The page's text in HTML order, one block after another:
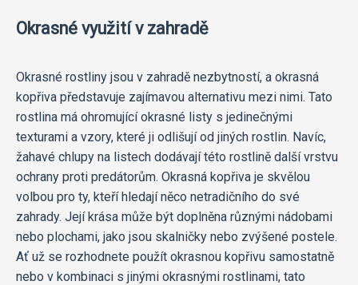
Okrasné využití v zahradě
Okrasné rostliny jsou v zahradě nezbytností, a okrasná
kopřiva představuje zajímavou alternativu mezi nimi. Tato
rostlina má ohromující okrasné listy s jedinečnými
texturami a vzory, které ji odlišují od jiných rostlin. Navíc,
žahavé chlupy na listech dodávají této rostlině další vrstvu
ochrany proti predátorům. Okrasná kopřiva je skvělou
volbou pro ty, kteří hledají něco netradičního do své
zahrady. Její krása může být doplněna různými nádobami
nebo plochami, jako jsou skalničky nebo zvýšené postele.
Ať už se rozhodnete použít okrasnou kopřivu samostatně
nebo v kombinaci s jinými okrasnými rostlinami, tato